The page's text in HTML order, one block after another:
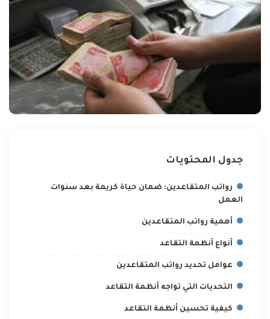
جدول المحتويات
رواتب المتقاعدين: ضمان حياة كريمة بعد سنوات
العمل
أهمية رواتب المتقاعدين
أنواع أنظمة التقاعد
عوامل تحديد رواتب المتقاعدين
التحديات التي تواجه أنظمة التقاعد
كيفية تحسين أنظمة التقاعد